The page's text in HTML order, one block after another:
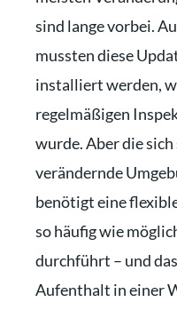
sind lange vorbei.
mussten diese
installiert werden,
regelmäßigen
wurde. Aber die sich
verändernde
benötigt eine
so häufig wie
durchführt – und
Aufenthalt in einer